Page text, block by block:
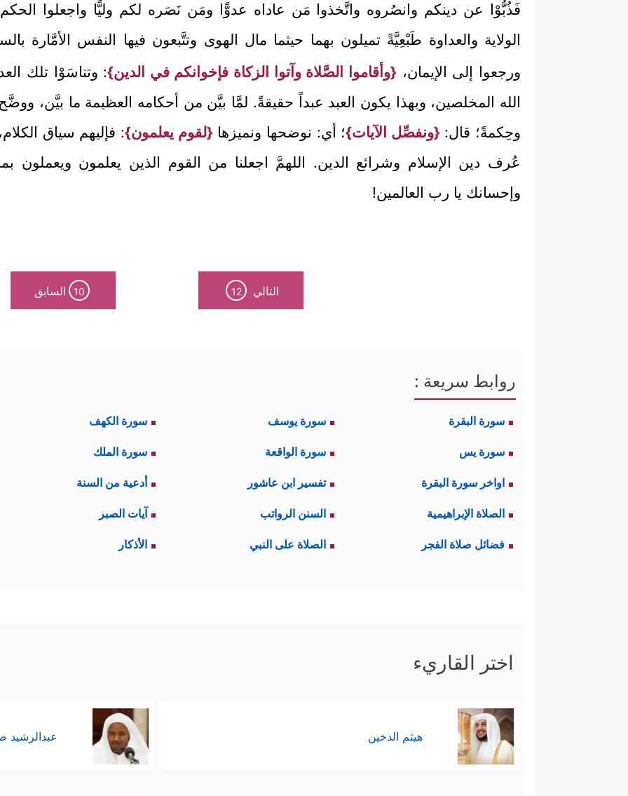
فَذُبُّوْا عن دينكم وانصُروه واتَّخذوا مَن عاداه عدوًّا ومَن نَصَره لكم وليًّا واجعلوا الحكم
الولاية والعداوة طَبْعِيَّةً تميلون بهما حيثما مال الهوى وتتَّبعون فيها النفس الأمَّارة
ورجعوا إلى الإيمان، {وأقاموا الصَّلاة وآتوا الزكاة فإخوانكم في الدين}: وتناسَوْا تلك
الله المخلصين، وبهذا يكون العبد عبداً حقيقةً. لمَّا بيَّن من أحكامه العظيمة ما بيَّن،
وحِكمةً؛ قال: {ونفصِّل الآيات}؛ أي: نوضحها ونميزها {لقوم يعلمون}: فإليهم سياق
عُرف دين الإسلام وشرائع الدين. اللهمَّ اجعلنا من القوم الذين يعلمون
وإحسانك يا رب العالمين!
التالي 12
10 السابق
روابط سريعة :
سورة البقرة سورة يوسف سورة الكهف
سورة يس سورة الواقعة سورة الملك
اواخر سورة البقرة تفسير ابن عاشور أدعية من السنة
الصلاة الإبراهيمية السنن الرواتب آيات الصبر
فضائل صلاة الفجر الصلاة على النبي الأذكار
اختر القاريء
هيثم الدخين عبدالرشيد